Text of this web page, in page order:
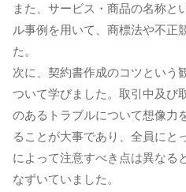
また、サービス・商品の名称と
ル事例を用いて、商標法や不正
た。
次に、契約書作成のコツという
ついて学びました。取引中及び
のあるトラブルについて想像力
ることが大事であり、全員にと
によって注意すべき点は異なる
なずいていました。